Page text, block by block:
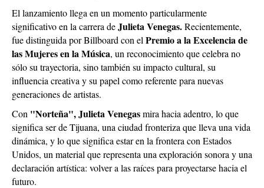
El lanzamiento llega en un momento particularmente
significativo en la carrera deJulieta Venegas.Recientemente,
fue distinguida por Billboard con el Premio a la Excelencia de
las Mujeres en la Música, un reconocimiento que celebra no
sólo su trayectoria, sino también su impacto cultural, su
influencia creativa y su papel como referente para nuevas
generaciones de artistas.
Con "Norteña", Julieta Venegasmira hacia adentro, lo que
significa ser de Tijuana, una ciudad fronteriza que lleva una vida
dinámica, y lo que significa estar en la frontera con Estados
Unidos, un material que representa una exploración sonora y una
declaración artística: volver a las raíces para proyectarse hacia el
futuro.